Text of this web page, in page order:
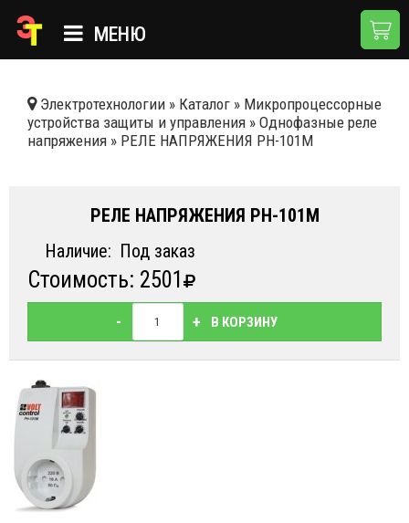
МЕНЮ
КАТАЛОГ
НОВОСТИ
ДОСТАВКА И ОПЛАТА
КОНТАКТЫ
Электротехнологии » Каталог » Микропроцессорные
устройства защиты и управления » Однофазные реле
напряжения » РЕЛЕ НАПРЯЖЕНИЯ РН-101М
РЕЛЕ НАПРЯЖЕНИЯ РН-101М
Наличие: Под заказ
Стоимость: 2501
- + В КОРЗИНУ